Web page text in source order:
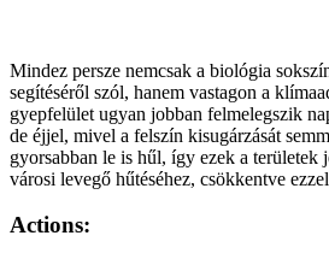
Mindez persze nemcsak a biológia
segítéséről szól, hanem vastagon a
gyepfelület ugyan jobban felmelegszik
de éjjel, mivel a felszín kisugárzását
gyorsabban le is hűl, így ezek a területek
városi levegő hűtéséhez, csökkentve
Actions: